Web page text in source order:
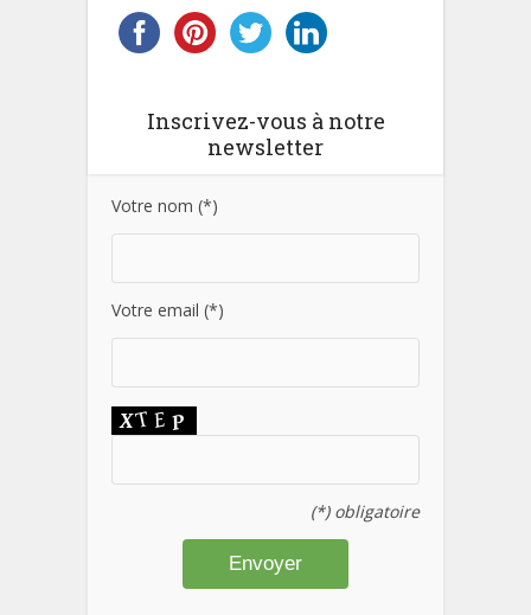
Inscrivez-vous à notre
newsletter
Votre nom (*)
Votre email (*)
(*) obligatoire